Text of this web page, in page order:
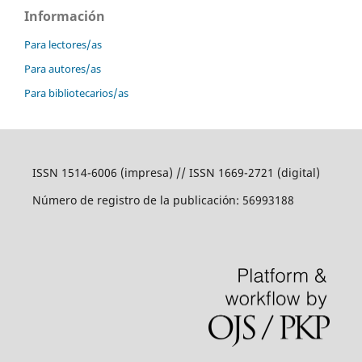
Información
Para lectores/as
Para autores/as
Para bibliotecarios/as
ISSN 1514-6006 (impresa) // ISSN 1669-2721 (digital)
Número de registro de la publicación: 56993188